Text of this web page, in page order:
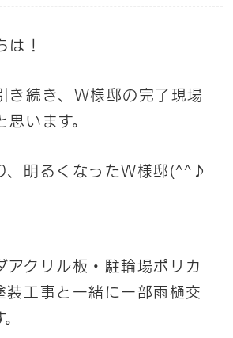
！
き続き、W様邸の完了現場
います。
、明るくなったW様邸(^^♪
アクリル板・駐輪場ポリカ
装工事と一緒に一部雨樋交